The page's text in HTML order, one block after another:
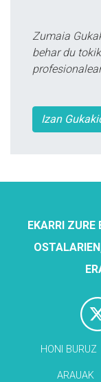
Zumaia
behar du
Izan
EKARRI
HONI BURUZ
ARAUAK